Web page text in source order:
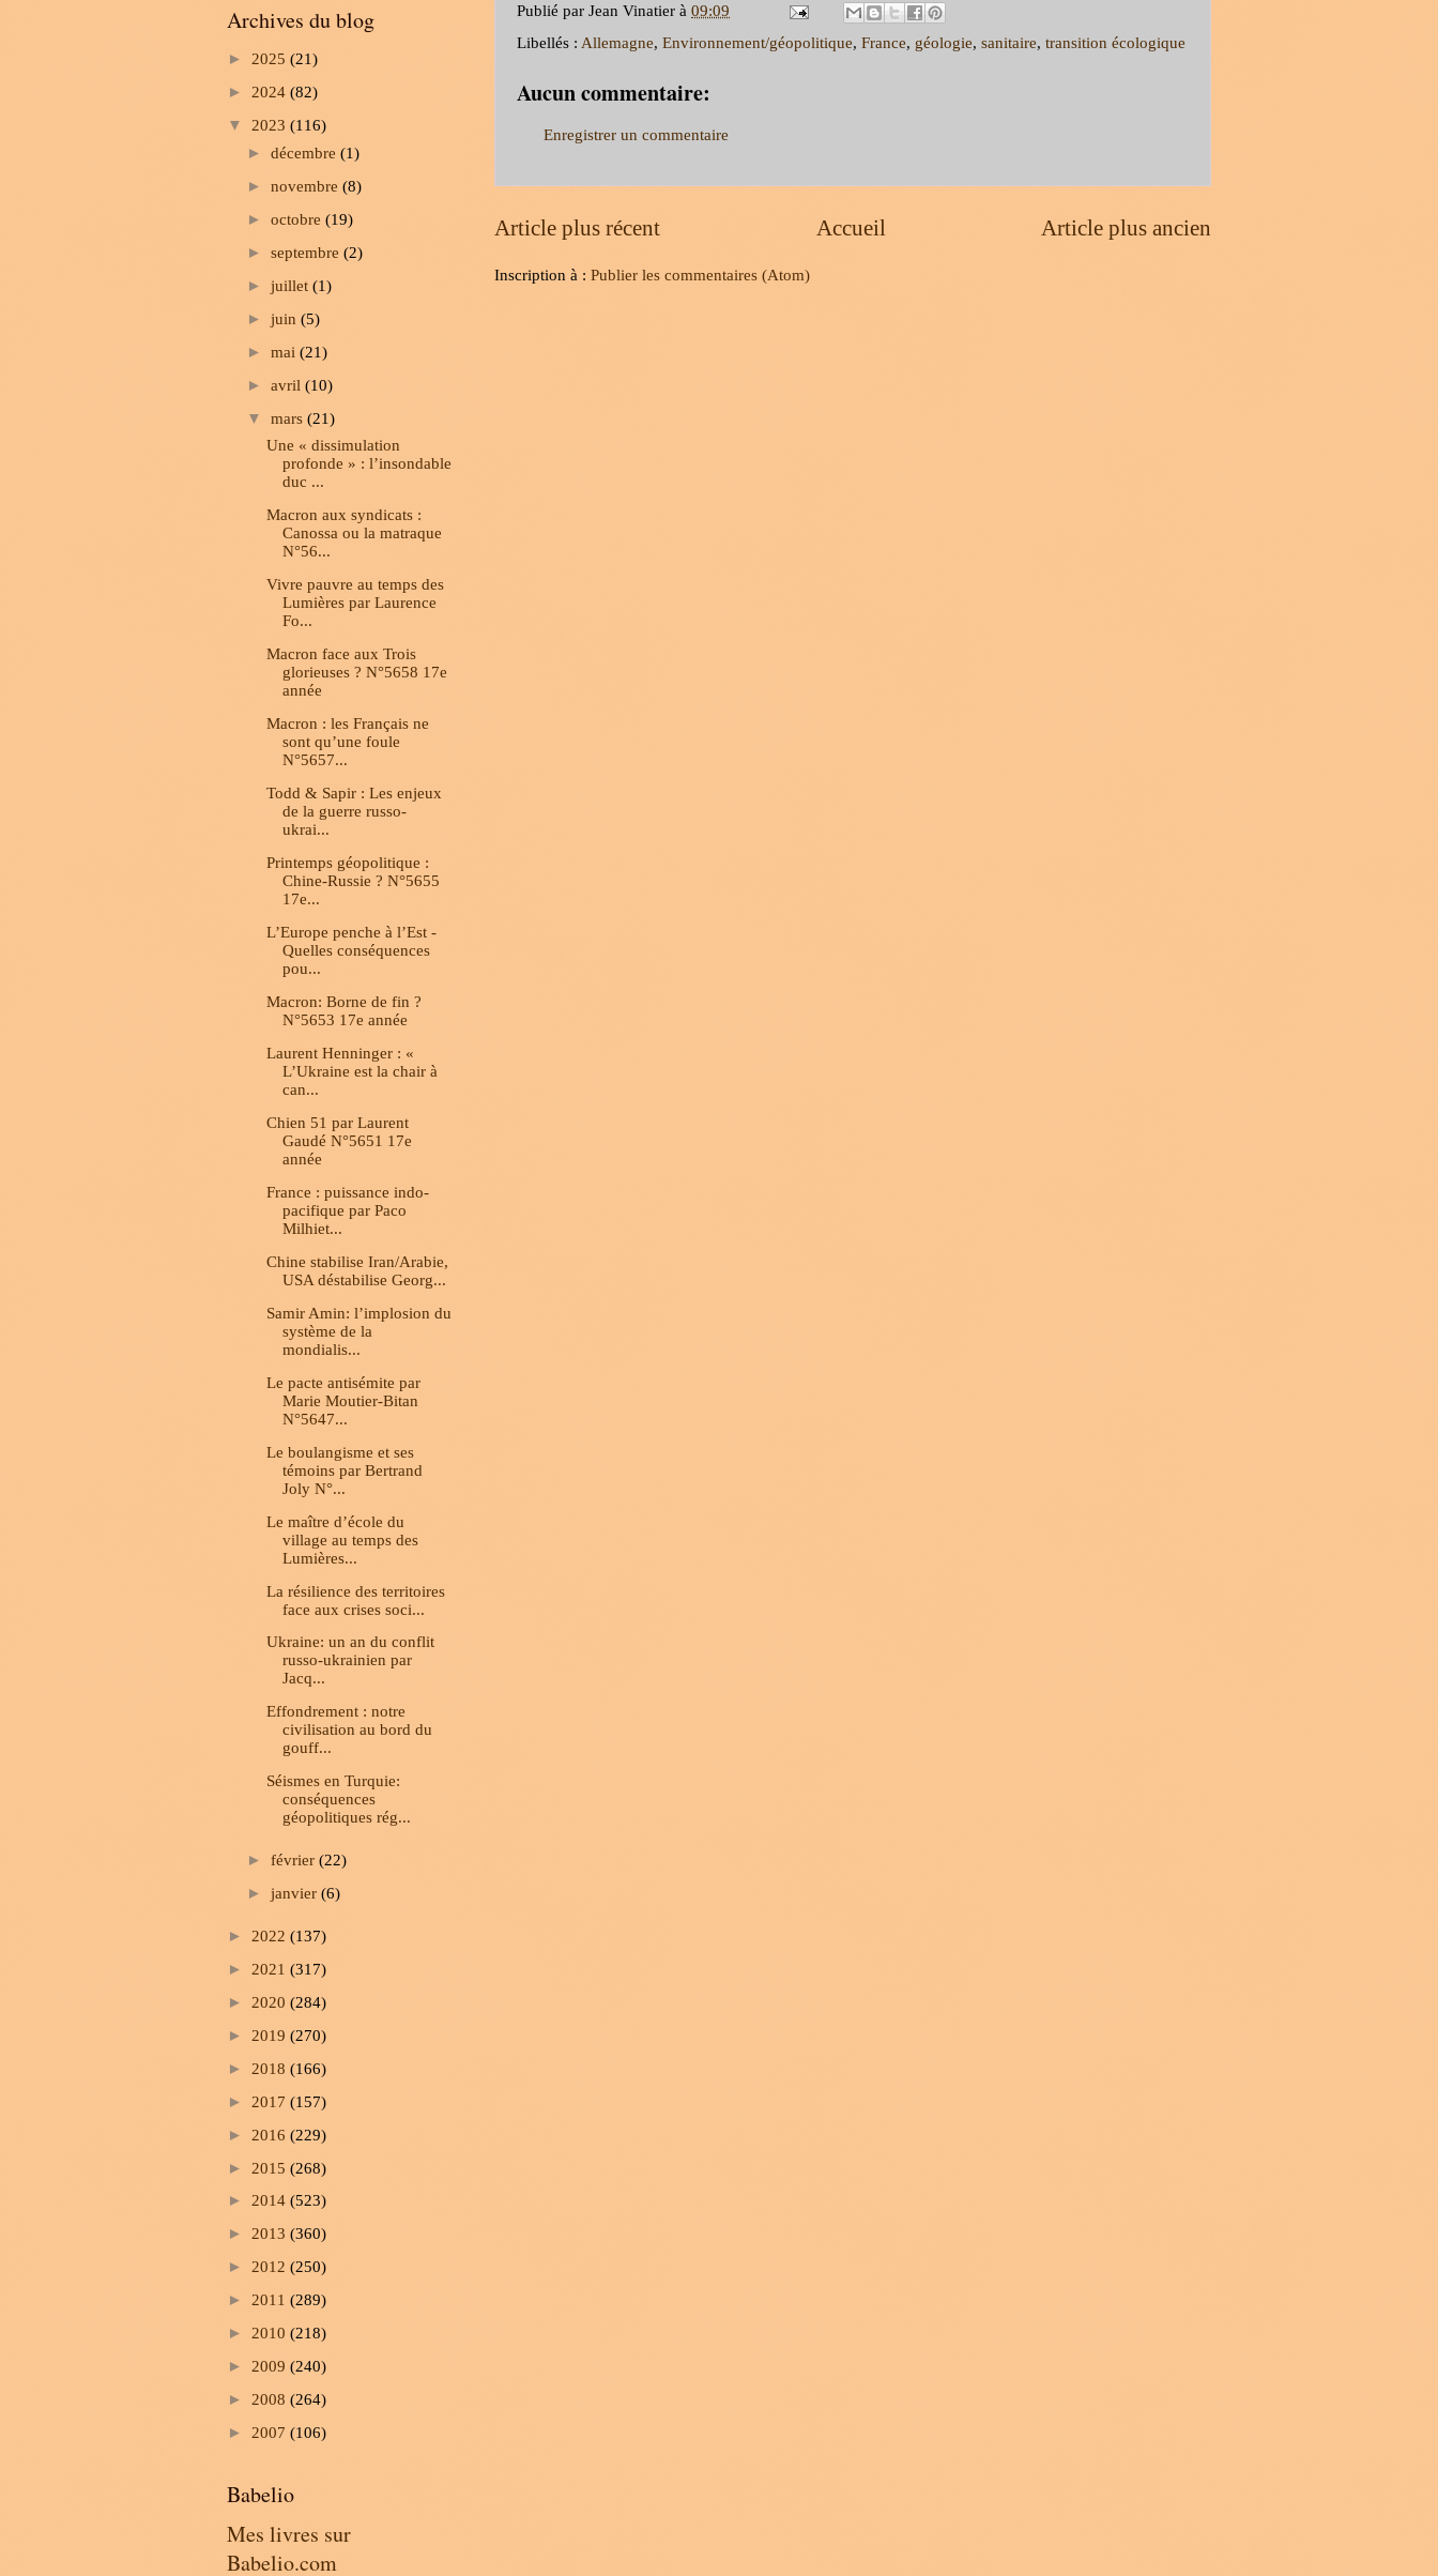
Publié par Jean Vinatier à 09:09
Libellés : Allemagne, Environnement/géopolitique, France, géologie, sanitaire, transition écologique
Aucun commentaire:
Enregistrer un commentaire
Article plus récent Article plus ancien
Accueil
Inscription à : Publier les commentaires (Atom)
Archives du blog
► 2025 (21)
► 2024 (82)
▼ 2023 (116)
► décembre (1)
► novembre (8)
► octobre (19)
► septembre (2)
► juillet (1)
► juin (5)
► mai (21)
► avril (10)
▼ mars (21)
Une « dissimulation
profonde » : l’insondable
duc ...
Macron aux syndicats :
Canossa ou la matraque
N°56...
Vivre pauvre au temps des
Lumières par Laurence
Fo...
Macron face aux Trois
glorieuses ? N°5658 17e
année
Macron : les Français ne
sont qu’une foule
N°5657...
Todd & Sapir : Les enjeux
de la guerre russo-
ukrai...
Printemps géopolitique :
Chine-Russie ? N°5655
17e...
L’Europe penche à l’Est -
Quelles conséquences
pou...
Macron: Borne de fin ?
N°5653 17e année
Laurent Henninger : «
L’Ukraine est la chair à
can...
Chien 51 par Laurent
Gaudé N°5651 17e
année
France : puissance indo-
pacifique par Paco
Milhiet...
Chine stabilise Iran/Arabie,
USA déstabilise Georg...
Samir Amin: l’implosion du
système de la
mondialis...
Le pacte antisémite par
Marie Moutier-Bitan
N°5647...
Le boulangisme et ses
témoins par Bertrand
Joly N°...
Le maître d’école du
village au temps des
Lumières...
La résilience des territoires
face aux crises soci...
Ukraine: un an du conflit
russo-ukrainien par
Jacq...
Effondrement : notre
civilisation au bord du
gouff...
Séismes en Turquie:
conséquences
géopolitiques rég...
► février (22)
► janvier (6)
► 2022 (137)
► 2021 (317)
► 2020 (284)
► 2019 (270)
► 2018 (166)
► 2017 (157)
► 2016 (229)
► 2015 (268)
► 2014 (523)
► 2013 (360)
► 2012 (250)
► 2011 (289)
► 2010 (218)
► 2009 (240)
► 2008 (264)
► 2007 (106)
Babelio
Mes livres sur
Babelio.com